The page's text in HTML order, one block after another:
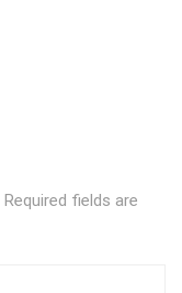
Required fields are